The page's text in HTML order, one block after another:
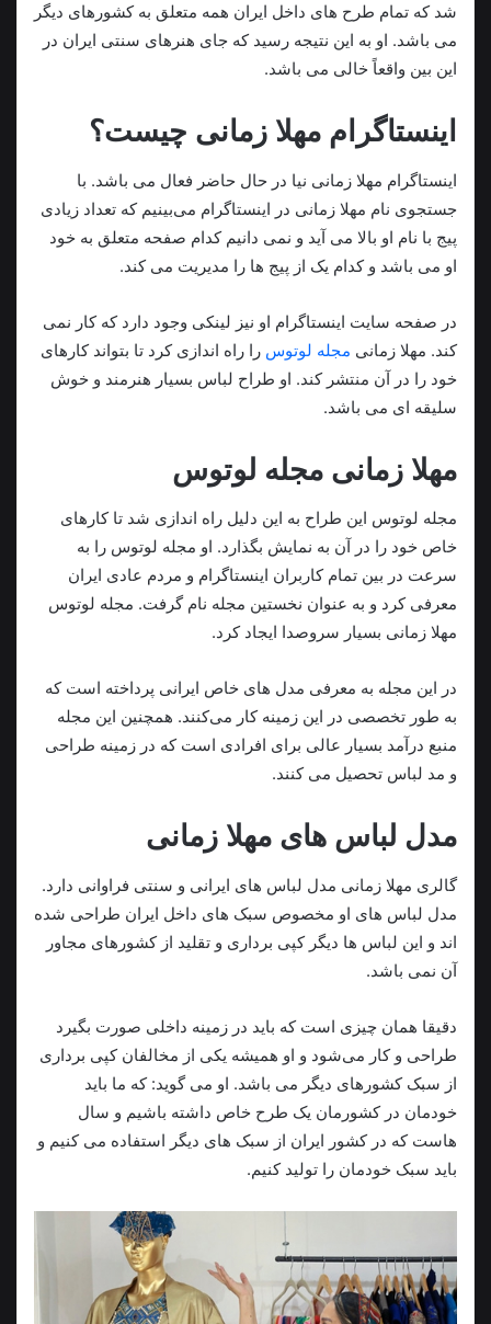
شد که تمام طرح های داخل ایران همه متعلق به کشورهای دیگر
می باشد. او به این نتیجه رسید که جای هنرهای سنتی ایران در
این بین واقعاً خالی می باشد.
اینستاگرام مهلا زمانی چیست؟
اینستاگرام مهلا زمانی نیا در حال حاضر فعال می باشد. با
جستجوی نام مهلا زمانی در اینستاگرام می‌بینیم که تعداد زیادی
پیج با نام او بالا می آید و نمی دانیم کدام صفحه متعلق به خود
او می باشد و کدام یک از پیج ها را مدیریت می کند.
در صفحه سایت اینستاگرام او نیز لینکی وجود دارد که کار نمی
کند. مهلا زمانی مجله لوتوس را راه اندازی کرد تا بتواند کارهای
خود را در آن منتشر کند. او طراح لباس بسیار هنرمند و خوش
سلیقه ای می باشد.
مهلا زمانی مجله لوتوس
مجله لوتوس این طراح به این دلیل راه اندازی شد تا کارهای
خاص خود را در آن به نمایش بگذارد. او مجله لوتوس را به
سرعت در بین تمام کاربران اینستاگرام و مردم عادی ایران
معرفی کرد و به عنوان نخستین مجله نام گرفت. مجله لوتوس
مهلا زمانی بسیار سروصدا ایجاد کرد.
در این مجله به معرفی مدل های خاص ایرانی پرداخته است که
به طور تخصصی در این زمینه کار می‌کنند. همچنین این مجله
منبع درآمد بسیار عالی برای افرادی است که در زمینه طراحی
و مد لباس تحصیل می کنند.
مدل لباس های مهلا زمانی
گالری مهلا زمانی مدل لباس های ایرانی و سنتی فراوانی دارد.
مدل لباس های او مخصوص سبک های داخل ایران طراحی شده
اند و این لباس ها دیگر کپی‌ برداری و تقلید از کشورهای مجاور
آن نمی باشد.
دقیقا همان چیزی است که باید در زمینه داخلی صورت بگیرد
طراحی و کار می‌شود و او همیشه یکی از مخالفان کپی برداری
از سبک کشورهای دیگر می باشد. او می گوید: که ما باید
خودمان در کشورمان یک طرح خاص داشته باشیم و سال
هاست که در کشور ایران از سبک های دیگر استفاده می کنیم و
باید سبک خودمان را تولید کنیم.